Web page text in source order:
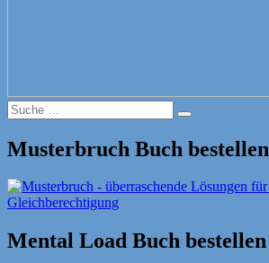
Suche
nach:
Suche
Musterbruch Buch bestellen
Mental Load Buch bestellen